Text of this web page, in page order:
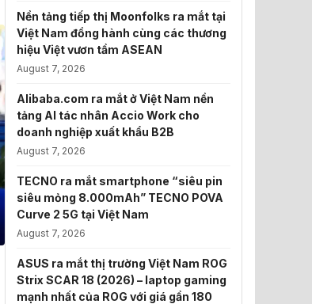
Nền tảng tiếp thị Moonfolks ra mắt tại
Việt Nam đồng hành cùng các thương
hiệu Việt vươn tầm ASEAN
August 7, 2026
Alibaba.com ra mắt ở Việt Nam nền
tảng AI tác nhân Accio Work cho
doanh nghiệp xuất khẩu B2B
August 7, 2026
TECNO ra mắt smartphone “siêu pin
siêu mỏng 8.000mAh” TECNO POVA
Curve 2 5G tại Việt Nam
August 7, 2026
ASUS ra mắt thị trường Việt Nam ROG
Strix SCAR 18 (2026) – laptop gaming
mạnh nhất của ROG với giá gần 180